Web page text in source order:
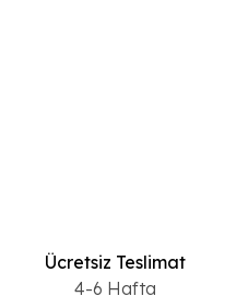
Ücretsiz Teslimat
4-6 Hafta